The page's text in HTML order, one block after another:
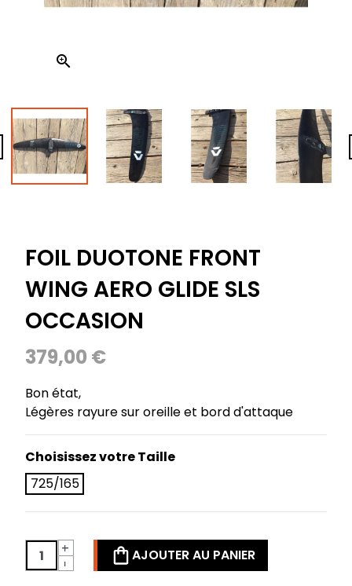

FOIL DUOTONE FRONT
WING AERO GLIDE SLS
OCCASION
379,00 €
Bon état,
Légères rayure sur oreille et bord d'attaque
Choisissez votre Taille
725/165
-
+ AJOUTER AU PANIER